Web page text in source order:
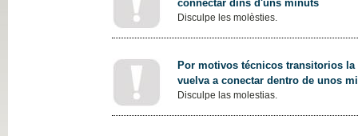
connectar dins d'uns minuts
Disculpe les molèsties.
Por motivos técnicos transitorios
vuelva a conectar dentro de unos
Disculpe las molestias.